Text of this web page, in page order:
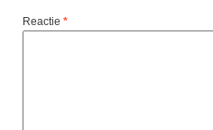
Reactie *